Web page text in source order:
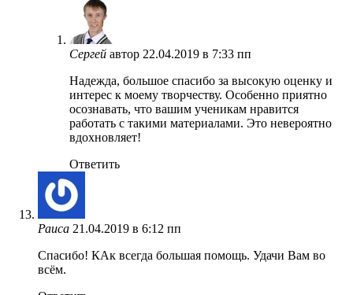
Сергей автор 22.04.2019 в 7:33 пп
Надежда, большое спасибо за высокую оценку и
интерес к моему творчеству. Особенно приятно
осознавать, что вашим ученикам нравится
работать с такими материалами. Это невероятно
вдохновляет!
Ответить
Раиса 21.04.2019 в 6:12 пп
Спасибо! КАк всегда большая помощь. Удачи Вам во
всём.